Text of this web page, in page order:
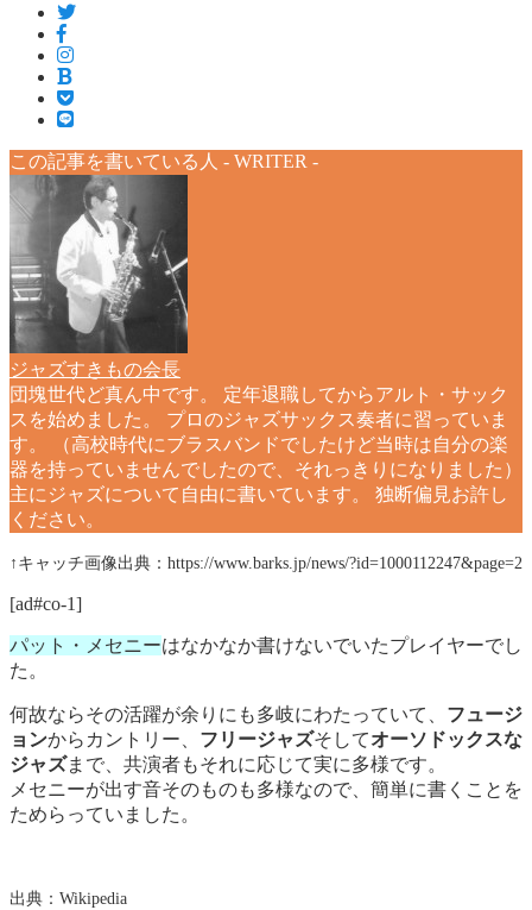
この記事を書いている人 - WRITER -
ジャズすきもの会長
団塊世代ど真ん中です。 定年退職してからアルト・サック
スを始めました。 プロのジャズサックス奏者に習っていま
す。 （高校時代にブラスバンドでしたけど当時は自分の楽
器を持っていませんでしたので、それっきりになりました）
主にジャズについて自由に書いています。 独断偏見お許し
ください。
↑キャッチ画像出典：https://www.barks.jp/news/?id=1000112247&page=2
[ad#co-1]
パット・メセニーはなかなか書けないでいたプレイヤーでし
た。
何故ならその活躍が余りにも多岐にわたっていて、 フュージ
ョンからカントリー、 フリージャズそしてオーソドックスな
ジャズまで、共演者もそれに応じて実に多様です。
メセニーが出す音そのものも多様なので、簡単に書くことを
ためらっていました。
出典：Wikipedia